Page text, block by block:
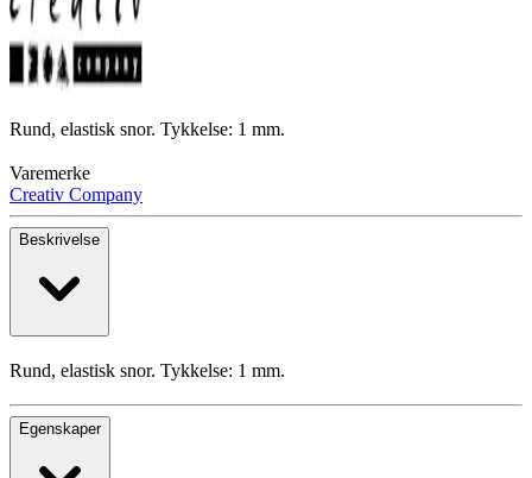
Rund, elastisk snor. Tykkelse: 1 mm.
Varemerke
Creativ Company
Beskrivelse
Rund, elastisk snor. Tykkelse: 1 mm.
Egenskaper